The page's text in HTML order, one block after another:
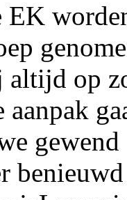
EK
op
aanpak
benieuwd